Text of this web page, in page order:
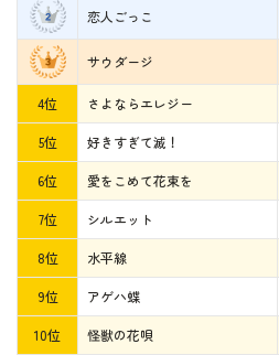
恋人ごっこ
サウダージ
4位 さよならエレジー
5位 好きすぎて滅！
6位 愛をこめて花束を
7位 シルエット
8位 水平線
9位 アゲハ蝶
10位 怪獣の花唄